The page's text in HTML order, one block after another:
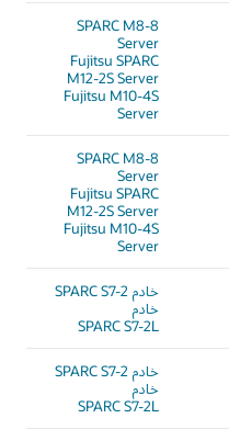
SPARC M8-8
Server
Fujitsu SPARC
M12-2S Server
Fujitsu M10-4S
Server
SPARC M8-8
Server
Fujitsu SPARC
M12-2S Server
Fujitsu M10-4S
Server
خادم SPARC S7-2
خادم
SPARC S7-2L
خادم SPARC S7-2
خادم
SPARC S7-2L